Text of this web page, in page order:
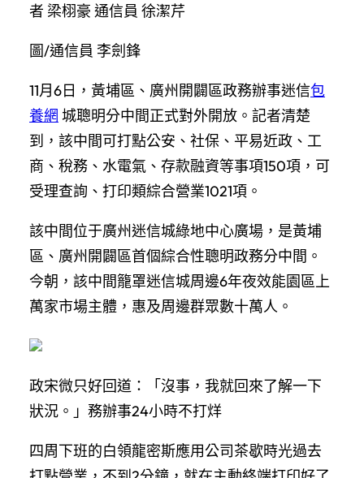
者 梁栩豪 通信員 徐潔芹
圖/通信員 李劍鋒
11月6日，黃埔區、廣州開闢區政務辦事迷信包
養網 城聰明分中間正式對外開放。記者清楚
到，該中間可打點公安、社保、平易近政、工
商、稅務、水電氣、存款融資等事項150項，可
受理查詢、打印類綜合營業1021項。
該中間位于廣州迷信城綠地中心廣場，是黃埔
區、廣州開闢區首個綜合性聰明政務分中間。
今朝，該中間籠罩迷信城周邊6年夜效能園區上
萬家市場主體，惠及周邊群眾數十萬人。
政宋微只好回道：「沒事，我就回來了解一下
狀況。」務辦事24小時不打烊
四周下班的白領龍密斯應用公司茶歇時光過去